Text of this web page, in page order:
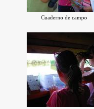
Cuaderno de campo